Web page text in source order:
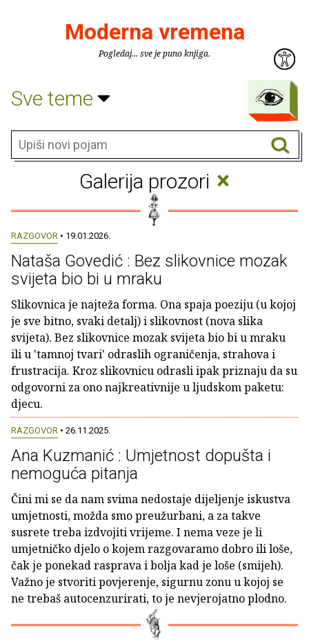
Moderna vremena
Pogledaj... sve je puno knjiga.
Sve teme
Galerija prozori ×
RAZGOVOR • 19.01.2026.
Nataša Govedić : Bez slikovnice mozak
svijeta bio bi u mraku
Slikovnica je najteža forma. Ona spaja poeziju (u kojoj
je sve bitno, svaki detalj) i slikovnost (nova slika
svijeta). Bez slikovnice mozak svijeta bio bi u mraku
ili u 'tamnoj tvari' odraslih ograničenja, strahova i
frustracija. Kroz slikovnicu odrasli ipak priznaju da su
odgovorni za ono najkreativnije u ljudskom paketu:
djecu.
RAZGOVOR • 26.11.2025.
Ana Kuzmanić : Umjetnost dopušta i
nemoguća pitanja
Čini mi se da nam svima nedostaje dijeljenje iskustva
umjetnosti, možda smo preužurbani, a za takve
susrete treba izdvojiti vrijeme. I nema veze je li
umjetničko djelo o kojem razgovaramo dobro ili loše,
čak je ponekad rasprava i bolja kad je loše (smijeh).
Važno je stvoriti povjerenje, sigurnu zonu u kojoj se
ne trebaš autocenzurirati, to je nevjerojatno plodno.